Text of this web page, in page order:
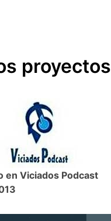
proyectos
en Viciados Podcast